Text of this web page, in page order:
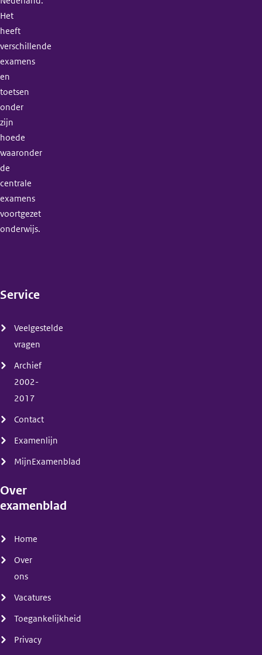
Het
heeft
verschillende
examens
en
toetsen
onder
zijn
hoede
waaronder
de
centrale
examens
voortgezet
onderwijs.
Service
Veelgestelde
vragen
Archief
2002-
2017
Contact
Examenlijn
MijnExamenblad
Over
examenblad
Home
Over
ons
Vacatures
Toegankelijkheid
Privacy